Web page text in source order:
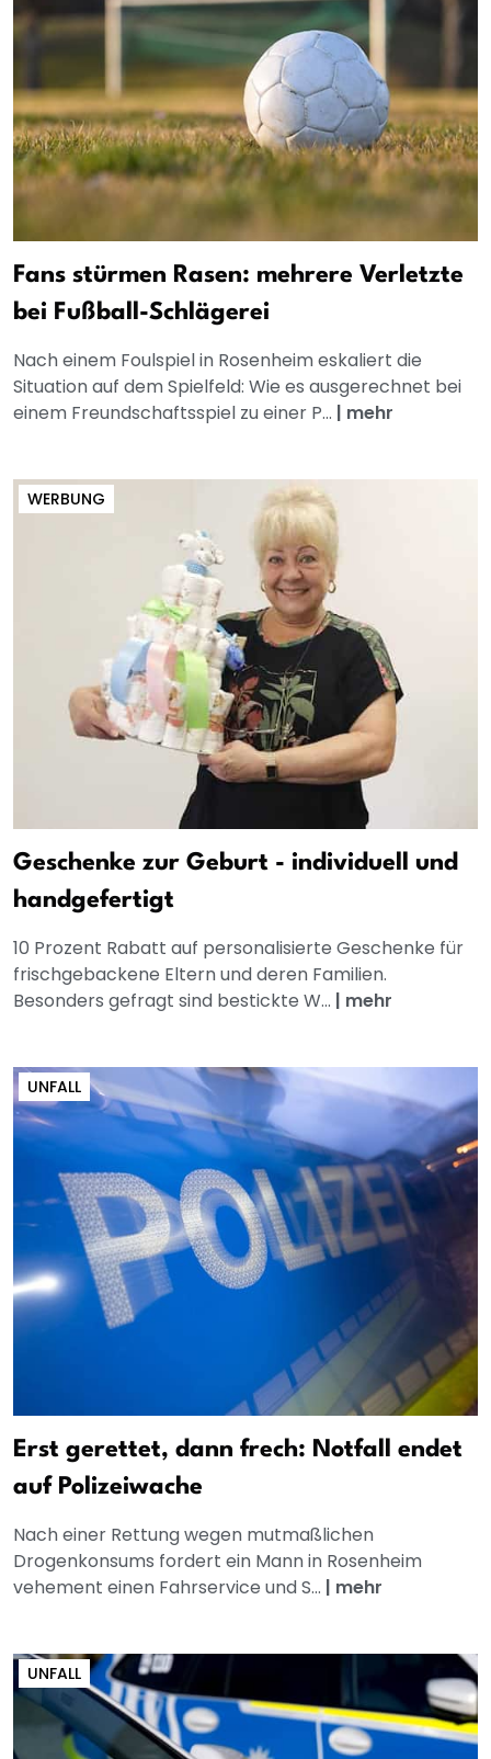
Fans stürmen Rasen: mehrere Verletzte
bei Fußball-Schlägerei
Nach einem Foulspiel in Rosenheim eskaliert die
Situation auf dem Spielfeld: Wie es ausgerechnet bei
einem Freundschaftsspiel zu einer P... | mehr
WERBUNG
Geschenke zur Geburt - individuell und
handgefertigt
10 Prozent Rabatt auf personalisierte Geschenke für
frischgebackene Eltern und deren Familien.
Besonders gefragt sind bestickte W... | mehr
UNFALL
Erst gerettet, dann frech: Notfall endet
auf Polizeiwache
Nach einer Rettung wegen mutmaßlichen
Drogenkonsums fordert ein Mann in Rosenheim
vehement einen Fahrservice und S... | mehr
UNFALL